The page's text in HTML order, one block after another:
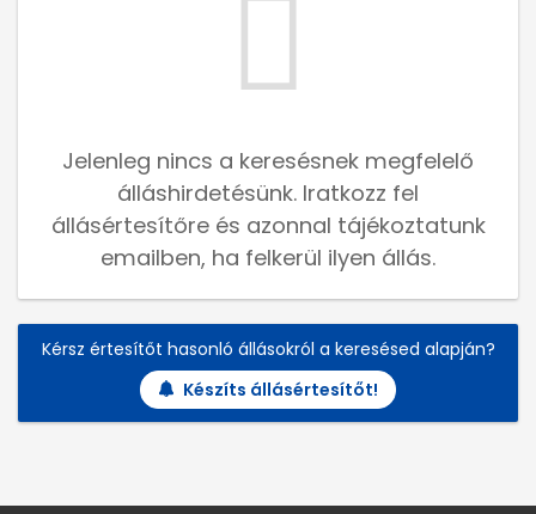
Jelenleg nincs a keresésnek megfelelő
álláshirdetésünk. Iratkozz fel
állásértesítőre és azonnal tájékoztatunk
emailben, ha felkerül ilyen állás.
Kérsz értesítőt hasonló állásokról a keresésed alapján?
Készíts állásértesítőt!